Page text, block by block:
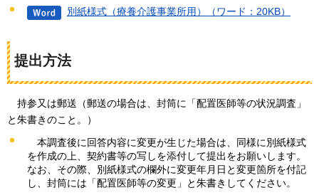
別紙様式（療養介護事業所用）（ワード：20KB）
提出方法
持参又は郵送（郵送の場合は、封筒に「配置医師等の状況調査」
と朱書きのこと。）
本調査後に回答内容に変更が生じた場合は、同様に別紙様式
を作成の上、契約書等の写しを添付して提出をお願いします。
なお、その際、別紙様式の欄外に変更年月日と変更箇所を付記
し、封筒には「配置医師等の変更」と朱書きしてください。